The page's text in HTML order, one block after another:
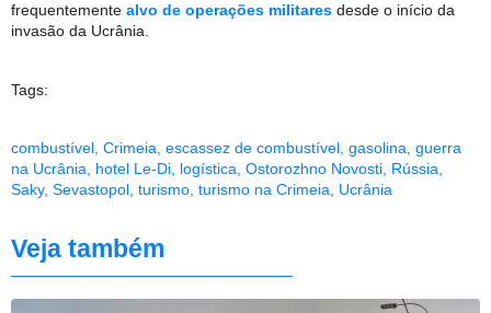
frequentemente alvo de operações militares desde o início da
invasão da Ucrânia.
Tags:
combustível Crimeia escassez de combustível gasolina guerra
na Ucrânia
hotel Le-Di logística Ostorozhno Novosti Rússia
Saky, Sevastopol turismo turismo na Crimeia Ucrânia
Veja também